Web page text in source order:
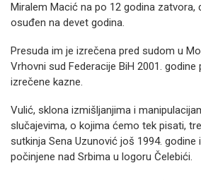
Miralem Macić na po 12 godina zatvora,
osuđen na devet godina.
Presuda im je izrečena pred sudom u
Vrhovni sud Federacije BiH 2001.
izrečene kazne.
Vulić, sklona izmišljanjima i
slučajevima, o kojima ćemo tek pisati,
sutkinja Sena Uzunović još 1994. godine
počinjene nad Srbima u logoru Čelebići.